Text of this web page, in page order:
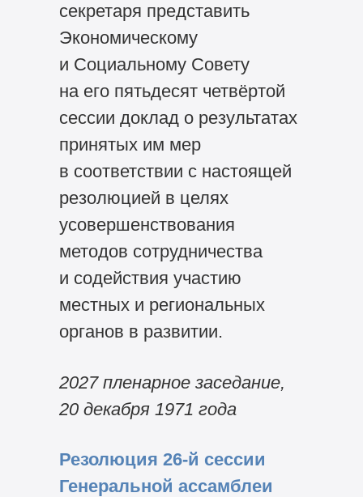
секретаря представить
Экономическому
и Социальному Совету
на его пятьдесят четвёртой
сессии доклад о результатах
принятых им мер
в соответствии с настоящей
резолюцией в целях
усовершенствования
методов сотрудничества
и содействия участию
местных и региональных
органов в развитии.
2027 пленарное заседание,
20 декабря 1971 года
Резолюция 26-й сессии
Генеральной ассамблеи